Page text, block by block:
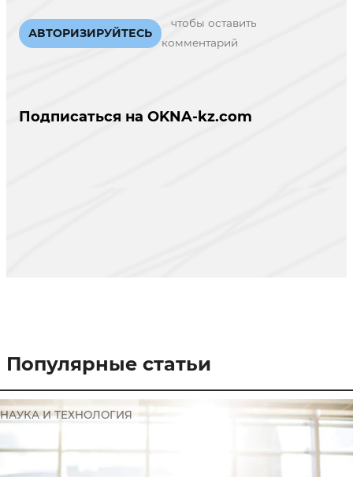
АВТОРИЗИРУЙТЕСЬ
чтобы оставить
комментарий
Подписаться на OKNA-kz.com
Популярные статьи
НАУКА И ТЕХНОЛОГИЯ